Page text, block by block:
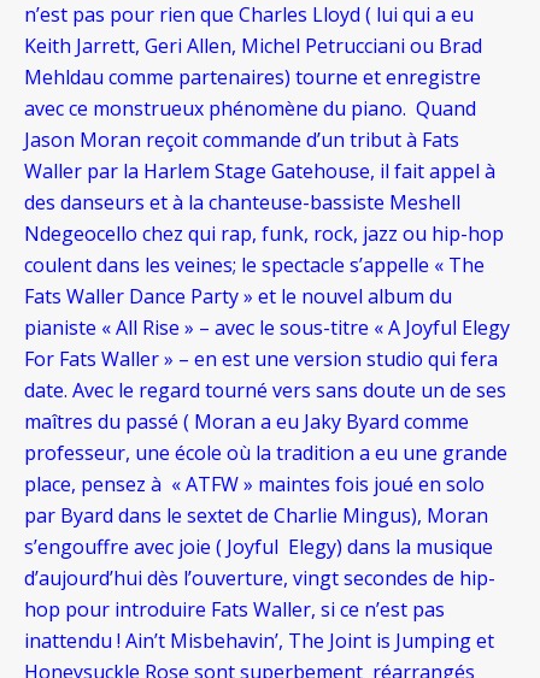
n’est pas pour rien que Charles Lloyd ( lui qui a eu
Keith Jarrett, Geri Allen, Michel Petrucciani ou Brad
Mehldau comme partenaires) tourne et enregistre
avec ce monstrueux phénomène du piano. Quand
Jason Moran reçoit commande d’un tribut à Fats
Waller par la Harlem Stage Gatehouse, il fait appel à
des danseurs et à la chanteuse-bassiste Meshell
Ndegeocello chez qui rap, funk, rock, jazz ou hip-hop
coulent dans les veines; le spectacle s’appelle « The
Fats Waller Dance Party » et le nouvel album du
pianiste « All Rise » – avec le sous-titre « A Joyful Elegy
For Fats Waller » – en est une version studio qui fera
date. Avec le regard tourné vers sans doute un de ses
maîtres du passé ( Moran a eu Jaky Byard comme
professeur, une école où la tradition a eu une grande
place, pensez à « ATFW » maintes fois joué en solo
par Byard dans le sextet de Charlie Mingus), Moran
s’engouffre avec joie ( Joyful Elegy) dans la musique
d’aujourd’hui dès l’ouverture, vingt secondes de hip-
hop pour introduire Fats Waller, si ce n’est pas
inattendu ! Ain’t Misbehavin’, The Joint is Jumping et
Honeysuckle Rose sont superbement réarrangés